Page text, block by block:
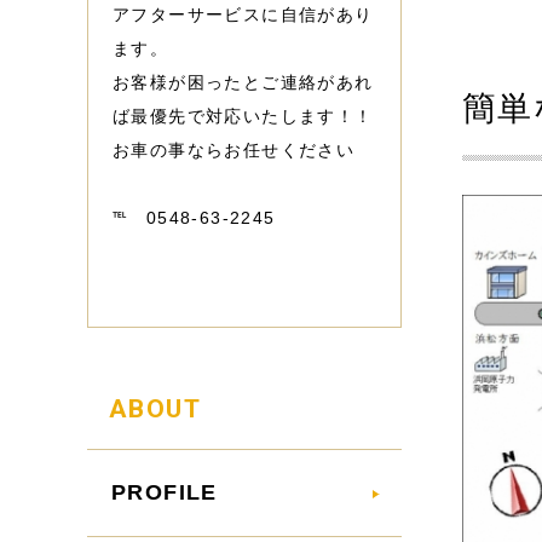
簡
アフターサービスに自信があり
ます。
お客様が困ったとご連絡があれ
ば最優先で対応いたします！！
お車の事ならお任せください
℡ 0548-63-2245
ABOUT
PROFILE